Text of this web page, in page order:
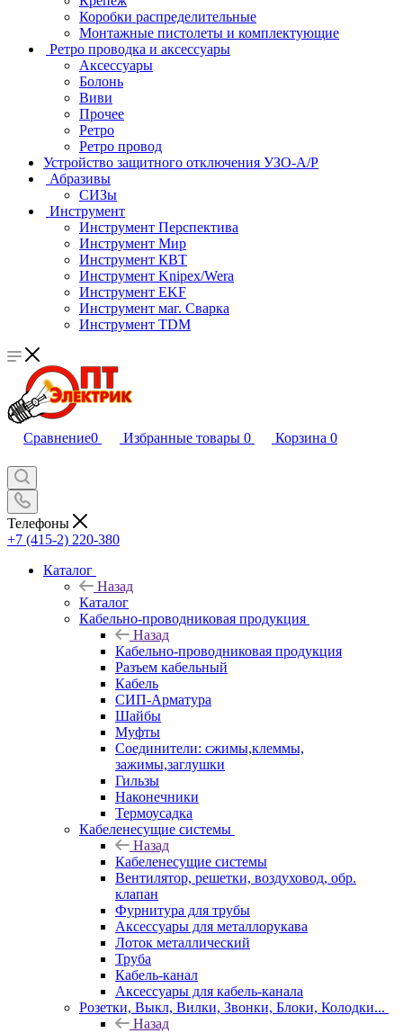
Коробки распределительные
Монтажные пистолеты и комплектующие
Ретро проводка и аксессуары
Аксессуары
Болонь
Виви
Прочее
Ретро
Ретро провод
Устройство защитного отключения УЗО-А/Р
Абразивы
СИЗы
Инструмент
Инструмент Перспектива
Инструмент Мир
Инструмент КВТ
Инструмент Knipex/Wera
Инструмент EKF
Инструмент маг. Сварка
Инструмент TDM
Сравнение0 Избранные товары 0 Корзина 0
Телефоны
+7 (415-2) 220-380
Каталог
Назад
Каталог
Кабельно-проводниковая продукция
Назад
Кабельно-проводниковая продукция
Разъем кабельный
Кабель
СИП-Арматура
Шайбы
Муфты
Соединители: сжимы,клеммы,
зажимы,заглушки
Гильзы
Наконечники
Термоусадка
Кабеленесущие системы
Назад
Кабеленесущие системы
Вентилятор, решетки, воздуховод, обр.
клапан
Фурнитура для трубы
Аксессуары для металлорукава
Лоток металлический
Труба
Кабель-канал
Аксессуары для кабель-канала
Розетки, Выкл, Вилки, Звонки, Блоки, Колодки...
Назад